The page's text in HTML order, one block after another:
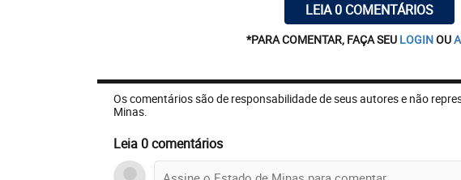
LEIA 0 COMENTÁRIOS
*PARA COMENTAR, FAÇA SEU LOGINOU
Os comentários são de responsabilidade de seus autores e não
Minas.
Leia 0 comentários